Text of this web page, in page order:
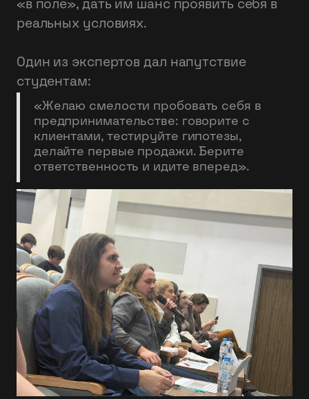
«в поле», дать им шанс проявить себя в
реальных условиях.
Один из экспертов дал напутствие
студентам:
«Желаю смелости пробовать себя в
предпринимательстве: говорите с
клиентами, тестируйте гипотезы,
делайте первые продажи. Берите
ответственность и идите вперед».